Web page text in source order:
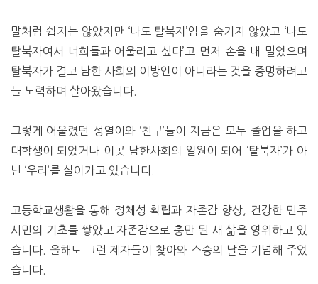
말처럼 쉽지는 않았지만 ‘나도 탈북자’임을 숨기지 않았고 ‘나도
탈북자여서 너희들과 어울리고 싶다’고 먼저 손을 내 밀었으며
탈북자가 결코 남한 사회의 이방인이 아니라는 것을 증명하려고
늘 노력하며 살아왔습니다.
그렇게 어울렸던 성열이와 ‘친구’들이 지금은 모두 졸업을 하고
대학생이 되었거나 이곳 남한사회의 일원이 되어 ‘탈북자’가 아
닌 ‘우리’를 살아가고 있습니다.
고등학교생활을 통해 정체성 확립과 자존감 향상, 건강한 민주
시민의 기초를 쌓았고 자존감으로 충만 된 새 삶을 영위하고 있
습니다. 올해도 그런 제자들이 찾아와 스승의 날을 기념해 주었
습니다.